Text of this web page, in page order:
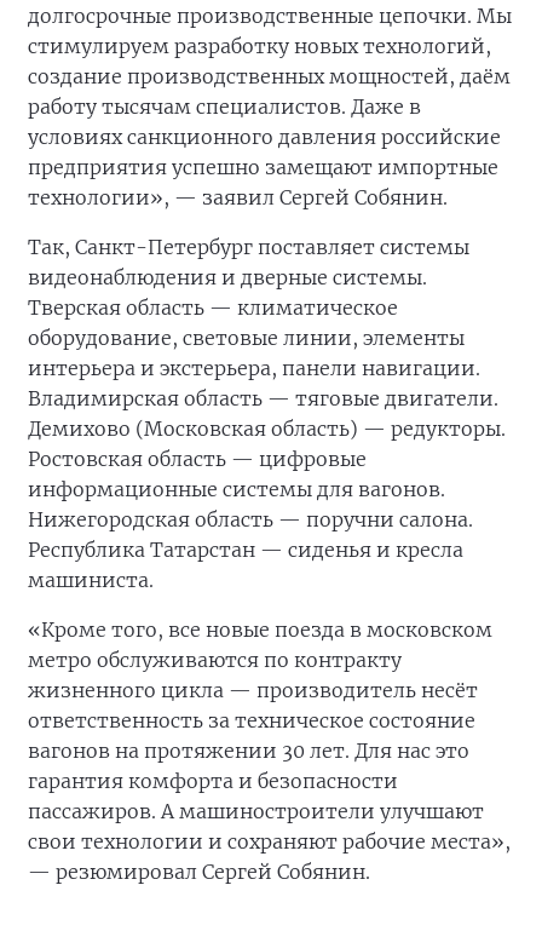
долгосрочные производственные цепочки. Мы
стимулируем разработку новых технологий,
создание производственных мощностей, даём
работу тысячам специалистов. Даже в
условиях санкционного давления российские
предприятия успешно замещают импортные
технологии», — заявил Сергей Собянин.
Так, Санкт-Петербург поставляет системы
видеонаблюдения и дверные системы.
Тверская область — климатическое
оборудование, световые линии, элементы
интерьера и экстерьера, панели навигации.
Владимирская область — тяговые двигатели.
Демихово (Московская область) — редукторы.
Ростовская область — цифровые
информационные системы для вагонов.
Нижегородская область — поручни салона.
Республика Татарстан — сиденья и кресла
машиниста.
«Кроме того, все новые поезда в московском
метро обслуживаются по контракту
жизненного цикла — производитель несёт
ответственность за техническое состояние
вагонов на протяжении 30 лет. Для нас это
гарантия комфорта и безопасности
пассажиров. А машиностроители улучшают
свои технологии и сохраняют рабочие места»,
— резюмировал Сергей Собянин.